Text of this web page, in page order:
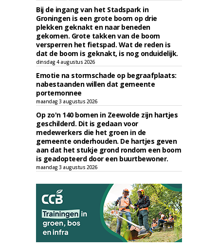
Bij de ingang van het Stadspark in
Groningen is een grote boom op drie
plekken geknakt en naar beneden
gekomen. Grote takken van de boom
versperren het fietspad. Wat de reden is
dat de boom is geknakt, is nog onduidelijk.
dinsdag 4 augustus 2026
Emotie na stormschade op begraafplaats:
nabestaanden willen dat gemeente
portemonnee
maandag 3 augustus 2026
Op zo'n 140 bomen in Zeewolde zijn hartjes
geschilderd. Dit is gedaan voor
medewerkers die het groen in de
gemeente onderhouden. De hartjes geven
aan dat het stukje grond rondom een boom
is geadopteerd door een buurtbewoner.
maandag 3 augustus 2026